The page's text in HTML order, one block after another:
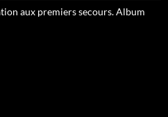
aux premiers secours. Album